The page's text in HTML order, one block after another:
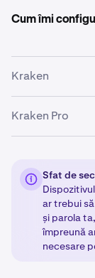
Cum îmi
Kraken
1
cheie de
Dacă nu
paginii și
Kraken Pro
Kraken Pro (
https://
Dă clic pe
Sfat de
ar trebui
și parola
împreună
necesare